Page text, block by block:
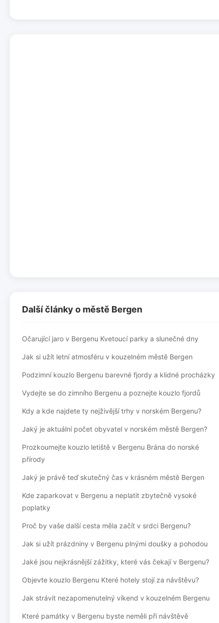
Další články o městě Bergen
Očarující jaro v Bergenu Kvetoucí parky a slunečné dny
Jak si užít letní atmosféru v kouzelném městě Bergen
Podzimní kouzlo Bergenu barevné fjordy a klidné procházky
Vydejte se do zimního Bergenu a poznejte kouzlo fjordů
Kdy a kde najdete ty nejživější trhy v norském Bergenu?
Jaký je aktuální počet obyvatel v norském městě Bergen?
Prozkoumejte kouzlo letiště v Bergenu Brána do norské
přírody
Jaký je právě teď skutečný čas v krásném městě Bergen
Kde zaparkovat v Bergenu a neplatit zbytečně vysoké
poplatky
Proč by vaše další cesta měla začít v srdci Bergenu?
Jak si užít prázdniny v Bergenu plnými doušky a pohodou
Jaké jsou nejkrásnější zážitky, které vás čekají v Bergenu?
Objevte kouzlo Bergenu Které hotely stojí za návštěvu?
Jak strávit nezapomenutelný víkend v kouzelném Bergenu
Které památky v Bergenu byste neměli při návštěvě